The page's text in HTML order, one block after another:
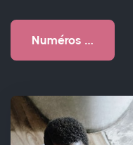
Numéros …